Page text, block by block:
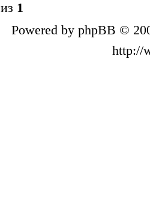
из 1
Powered by phpBB ©
http://